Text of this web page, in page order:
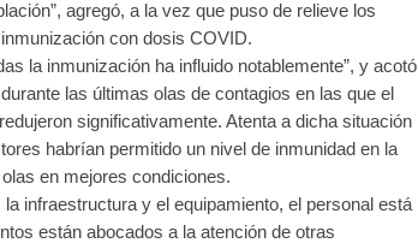
agregó, a la vez que puso de relieve los
con dosis COVID.
la inmunización ha influido notablemente”, y acotó
las últimas olas de contagios en las que el
significativamente. Atenta a dicha situación
habrían permitido un nivel de inmunidad en la
en mejores condiciones.
infraestructura y el equipamiento, el personal está
están abocados a la atención de otras